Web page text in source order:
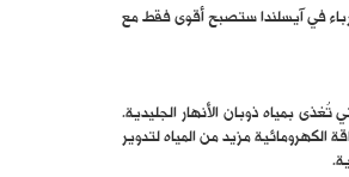
في آيسلندا ستصبح أقوى فقط مع
التي تُغذى بمياه ذوبان الأنهار الجليدية.
الكهرومائية مزيد من المياه لتدوير